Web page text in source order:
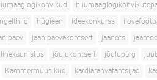
hügieen ideekonkurss
jaanipäevakontsert jaanots
jõulukontsert jõulupärg
Kammermuusikud kärdlarahvatantsijad